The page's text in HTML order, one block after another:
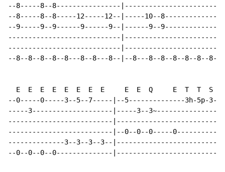
--8-----8--8----------------
--8-----8--8-----12-----12--|-----10--
--9-----9--9------9------9--|------9--
----------------------------
----------------------------
--8--8--8--8--8---8--8---8--|--8---8--8--8--8--8--8--
  E  E  E  E  E  E  E  E     E  E  Q     E  T  T  S Q
--0-----0-----3--5--7-----|--5--------------3h-5p-
-----3--------------------|-----3--3~---------------
--------------------------
--------------------------|--0--0--0-----
--------------3--3--3--3--
--0--0--0--0--------------